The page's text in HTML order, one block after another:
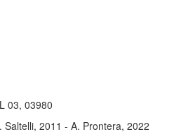
03, 03980
2011 - A. Prontera, 2022